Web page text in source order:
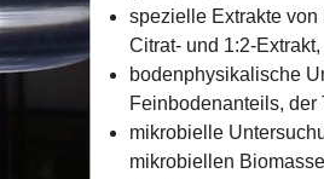
spezielle Extrakte von
Citrat- und 1:2-Extrakt,
bodenphysikalische
Feinbodenanteils, der
mikrobielle
mikrobiellen